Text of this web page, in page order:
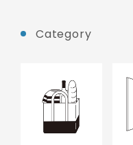
Category